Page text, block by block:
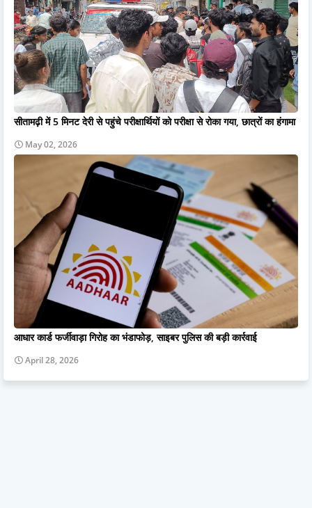
सीतामढ़ी में 5 मिनट देरी से पहुंचे परीक्षार्थियों को परीक्षा से रोका गया, छात्रों का हंगामा
May 02, 2026
आधार कार्ड फर्जीवाड़ा गिरोह का भंडाफोड़, साइबर पुलिस की बड़ी कार्रवाई
April 28, 2026